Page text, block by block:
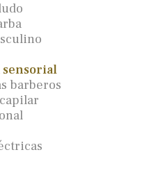
barberos